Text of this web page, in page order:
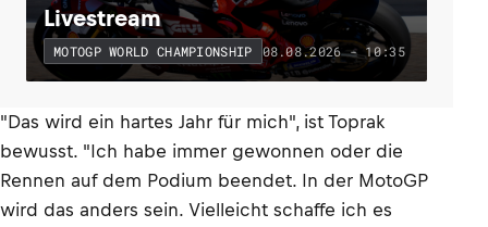
Livestream
MOTOGP WORLD CHAMPIONSHIP 08.08.2026 - 10:35
"Das wird ein hartes Jahr für mich", ist Toprak
bewusst. "Ich habe immer gewonnen oder die
Rennen auf dem Podium beendet. In der MotoGP
wird das anders sein. Vielleicht schaffe ich es